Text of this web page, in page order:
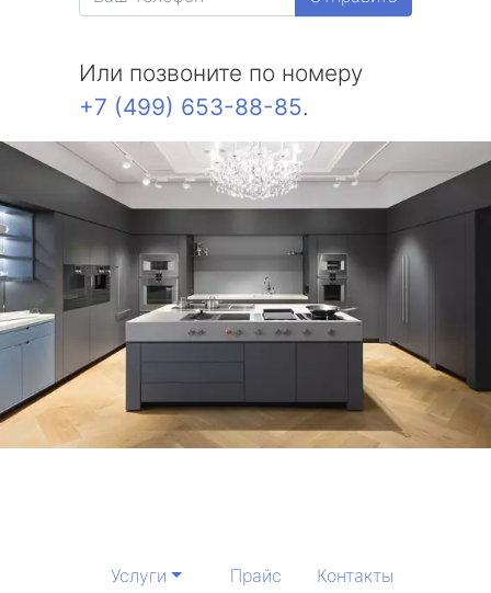
Или позвоните по номеру
+7 (499) 653-88-85.
Услуги Прайс
Контакты